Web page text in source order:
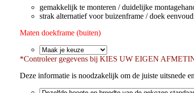
gemakkelijk te monteren / duidelijke
strak alternatief voor buizenframe / doek
Maten doekframe (buiten)
*Controleer gegevens bij KIES UW EIGEN
Deze informatie is noodzakelijk om de juiste uitsnede